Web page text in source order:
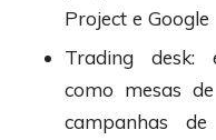
Project e Google
Trading desk:
como mesas
campanhas